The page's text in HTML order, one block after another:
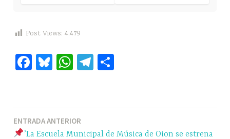
Post Views: 4.479
Fa Bl W
pp
Te
m rti
Navegación
ENTRADA ANTERIOR
’La Escuela Municipal de Música de Oion se estrena